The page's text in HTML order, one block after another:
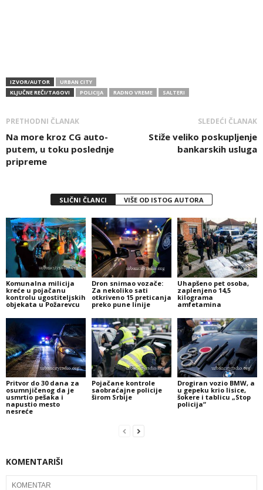
IZVOR/AUTOR
URBAN CITY
KLJUČNE REČI/TAGOVI
POLICIJA RADNO VREME SALTERI
PRETHODNI ČLANAK
Na more kroz CG auto-
putem, u toku poslednje
pripreme
SLEDEĆI ČLANAK
Stiže veliko poskupljenje
bankarskih usluga
SLIČNI ČLANCI VIŠE OD ISTOG AUTORA
Komunalna milicija
kreće u pojačanu
kontrolu ugostiteljskih
objekata u Požarevcu
Dron snimao vozače:
Za nekoliko sati
otkriveno 15 preticanja
preko pune linije
Uhapšeno pet osoba,
zaplenjeno 14,5
kilograma
amfetamina
Pritvor do 30 dana za
osumnjičenog da je
usmrtio pešaka i
napustio mesto
nesreće
Pojačane kontrole
saobraćajne policije
širom Srbije
Drogiran vozio BMW, a
u gepeku krio lisice,
šokere i tablicu „Stop
policija“
KOMENTARIŠI